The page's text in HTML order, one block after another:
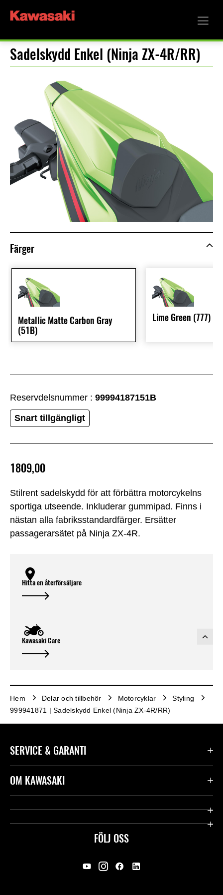
Sadelskydd Enkel (Ninja ZX-4R/RR)
Stilrent sadelskydd för att förbättra motorcykelns
sportiga utseende. Inkluderar gummipad. Finns i
nästan alla fabriksstandardfärger. Ersätter
passagerarsätet på Ninja ZX-4R.
1809,00
Reservdelsnummer : 99994187151B
Snart tillgängligt
Färger
Metallic Matte Carbon Gray
(51B)
Lime Green (777)
Hitta en återförsäljare
Kawasaki Care
Hem Delar och tillbehör Motorcyklar
Styling
999941871 | Sadelskydd Enkel (Ninja ZX-4R/RR)
FÖLJ OSS
SERVICE & GARANTI
Kontakta oss
Användbara länkar
Rättsligt & Sekretess
OM KAWASAKI
Företag